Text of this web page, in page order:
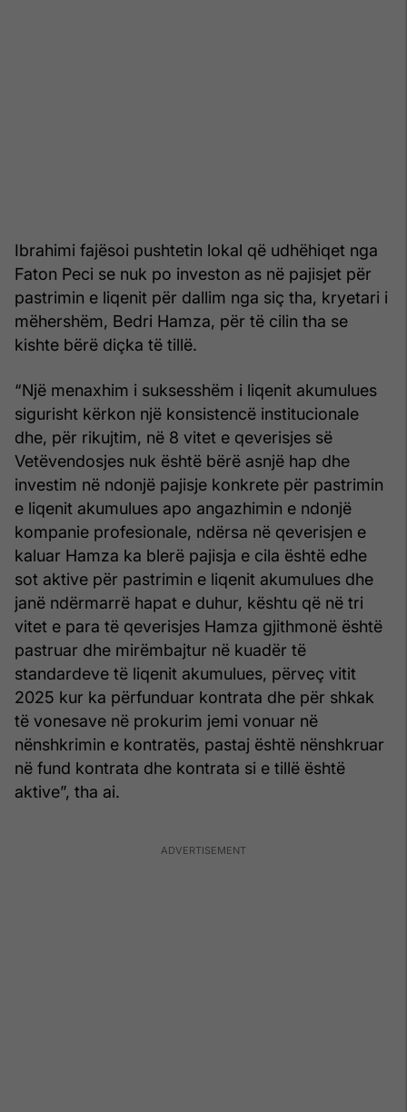
Ibrahimi fajësoi pushtetin lokal që udhëhiqet nga
Faton Peci se nuk po investon as në pajisjet për
pastrimin e liqenit për dallim nga siç tha, kryetari i
mëhershëm, Bedri Hamza, për të cilin tha se
kishte bërë diçka të tillë.
“Një menaxhim i suksesshëm i liqenit akumulues
sigurisht kërkon një konsistencë institucionale
dhe, për rikujtim, në 8 vitet e qeverisjes së
Vetëvendosjes nuk është bërë asnjë hap dhe
investim në ndonjë pajisje konkrete për pastrimin
e liqenit akumulues apo angazhimin e ndonjë
kompanie profesionale, ndërsa në qeverisjen e
kaluar Hamza ka blerë pajisja e cila është edhe
sot aktive për pastrimin e liqenit akumulues dhe
janë ndërmarrë hapat e duhur, kështu që në tri
vitet e para të qeverisjes Hamza gjithmonë është
pastruar dhe mirëmbajtur në kuadër të
standardeve të liqenit akumulues, përveç vitit
2025 kur ka përfunduar kontrata dhe për shkak
të vonesave në prokurim jemi vonuar në
nënshkrimin e kontratës, pastaj është nënshkruar
në fund kontrata dhe kontrata si e tillë është
aktive”, tha ai.